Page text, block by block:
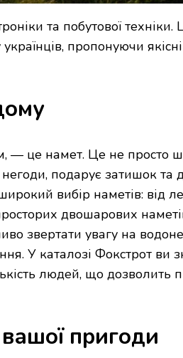
та побутової техніки.
пропонуючи
— це намет. Це не просто
подарує затишок та
вибір наметів: від
двошарових
звертати увагу на
У каталозі Фокстрот ви
людей, що дозволить
пригоди